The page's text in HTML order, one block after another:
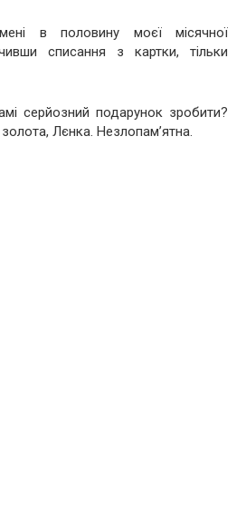
в половину моєї місячної
списання з картки, тільки
серйозний подарунок зробити?
Лєнка. Незлопам’ятна.